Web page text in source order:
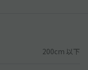
200cm 以下